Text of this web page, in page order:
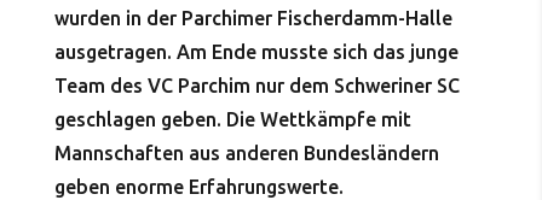
wurden in der Parchimer Fischerdamm-Halle
ausgetragen. Am Ende musste sich das junge
Team des VC Parchim nur dem Schweriner SC
geschlagen geben. Die Wettkämpfe mit
Mannschaften aus anderen Bundesländern
geben enorme Erfahrungswerte.